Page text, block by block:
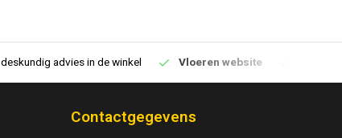
deskundig advies in de winkel Vloeren website
Contactgegevens